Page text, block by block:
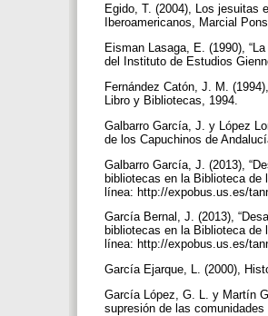
Egido, T. (2004), Los jesuitas
Iberoamericanos, Marcial
Eisman Lasaga, E. (1990),
del Instituto de Estudios
Fernández Catón, J. M.
Libro y Bibliotecas, 1994.
Galbarro García, J. y López
de los Capuchinos de
Galbarro García, J. (2013),
bibliotecas en la Biblioteca de
línea: http://expobus.us.es/
García Bernal, J. (2013),
bibliotecas en la Biblioteca
línea: http://expobus.us.es/
García Ejarque, L. (2000),
García López, G. L. y Martín
supresión de las